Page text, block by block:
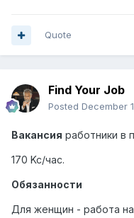
Quote
Find Your Job
Posted December
Вакансия работники в
170 Kc/час.
Обязанности
Для женщин - работа на